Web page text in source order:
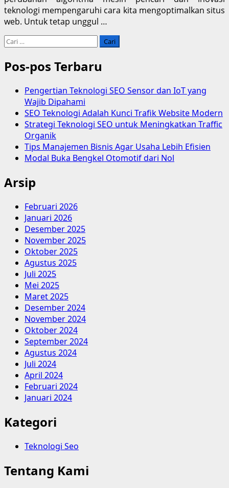
teknologi mempengaruhi cara kita mengoptimalkan situs
web. Untuk tetap unggul …
Cari
Pos-pos Terbaru
Pengertian Teknologi SEO Sensor dan IoT yang
Wajib Dipahami
SEO Teknologi Adalah Kunci Trafik Website Modern
Strategi Teknologi SEO untuk Meningkatkan Traffic
Organik
Tips Manajemen Bisnis Agar Usaha Lebih Efisien
Modal Buka Bengkel Otomotif dari Nol
Arsip
Februari 2026
Januari 2026
Desember 2025
November 2025
Oktober 2025
Agustus 2025
Juli 2025
Mei 2025
Maret 2025
Desember 2024
November 2024
Oktober 2024
September 2024
Agustus 2024
Juli 2024
April 2024
Februari 2024
Januari 2024
Kategori
Teknologi Seo
Tentang Kami